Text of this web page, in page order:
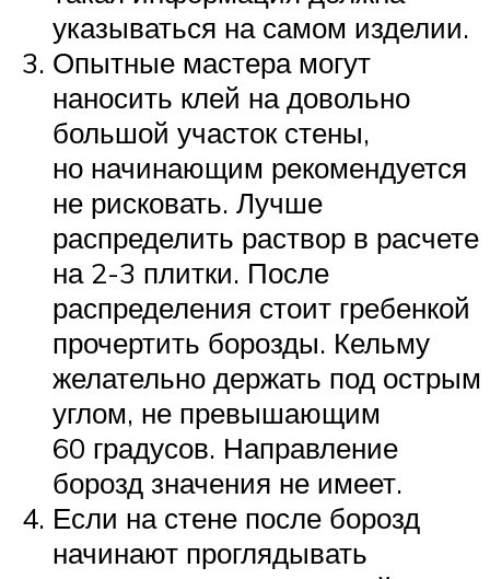
указываться на самом изделии.
Опытные мастера могут
наносить клей на довольно
большой участок стены,
но начинающим рекомендуется
не рисковать. Лучше
распределить раствор в расчете
на 2-3 плитки. После
распределения стоит гребенкой
прочертить борозды. Кельму
желательно держать под острым
углом, не превышающим
60 градусов. Направление
борозд значения не имеет.
Если на стене после борозд
начинают проглядывать